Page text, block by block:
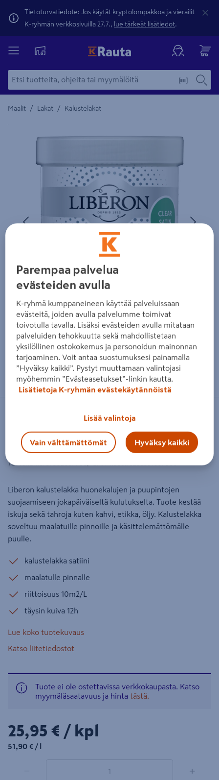
Tietoturvatiedote: Jos käytät kryptolompakkoa ja vierailit
K-ryhmän verkkosivuilla 27.7., lue tärkeät lisätiedot.
Maalit / Lakat / Kalustelakat
Yksityiskohtainen kuvaus löytyy Tuotteen kuvaus -
Edellinen
Zoomaa kuvaa sormilla kosketusnäytöllä
KALUSTELAKKA LIBERON 500ml
CLEAR SATIN
Tuotenumero
Liberon kalustelakka huonekalujen ja puupintojen
suojaamiseen jokapäiväiseltä kulutukselta. Tuote kestää
iskuja sekä tahroja kuten kahvi, etikka, öljy. Kalustelakka
soveltuu maalatuille pinnoille ja käsittelemättömälle
puulle.
kalustelakka satiini
maalatulle pinnalle
riittoisuus 10m2/L
täysin kuiva 12h
Lue koko tuotekuvaus
Katso liitetiedostot
Tuote ei ole ostettavissa verkkokaupasta. Katso
myymäläsaatavuus ja hinta tästä.
25,95€/kpl
25,95 € / kpl
51,90€/l
51,90 € / l
− +
Parempaa palvelua
evästeiden avulla
K-ryhmä kumppaneineen käyttää palveluissaan
evästeitä, joiden avulla palvelumme toimivat
toivotulla tavalla. Lisäksi evästeiden avulla mitataan
palveluiden tehokkuutta sekä mahdollistetaan
yksilöllinen ostokokemus ja personoidun mainonnan
tarjoaminen. Voit antaa suostumuksesi painamalla
”Hyväksy kaikki”. Pystyt muuttamaan valintojasi
myöhemmin ”Evästeasetukset”-linkin kautta.
Lisätietoja K-ryhmän evästekäytännöistä
Lisää valintoja
Vain välttämättömät Hyväksy kaikki